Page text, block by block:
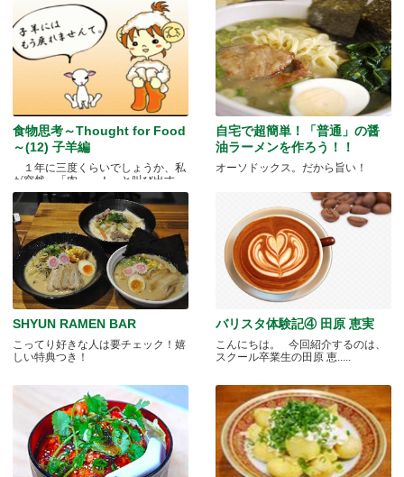
食物思考～Thought for Food
～(12) 子羊編
１年に三度くらいでしょうか、私
が突然、「肉～っ！」と叫び出す
瞬.....
自宅で超簡単！「普通」の醤
油ラーメンを作ろう！！
オーソドックス。だから旨い！
SHYUN RAMEN BAR
こってり好きな人は要チェック！嬉
しい特典つき！
バリスタ体験記④ 田原 恵実
こんにちは。 今回紹介するのは、
スクール卒業生の田原 恵.....